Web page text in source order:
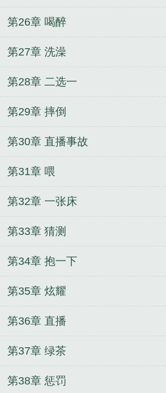
第26章 喝醉
第27章 洗澡
第28章 二选一
第29章 摔倒
第30章 直播事故
第31章 喂
第32章 一张床
第33章 猜测
第34章 抱一下
第35章 炫耀
第36章 直播
第37章 绿茶
第38章 惩罚